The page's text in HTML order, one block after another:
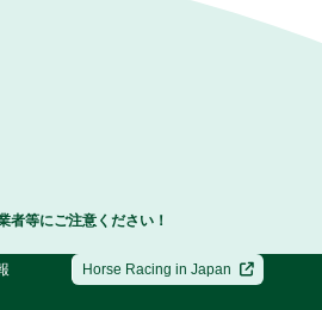
者等にご注意ください！
Horse Racing in Japan